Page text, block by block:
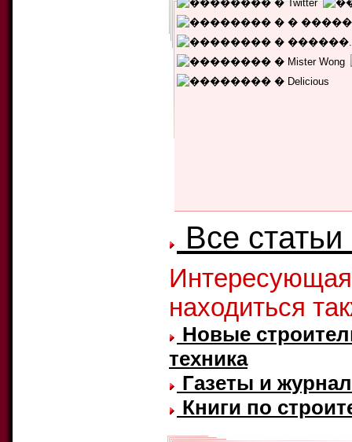
Все
находиться
Новые
техника
Газеты и
Книги по